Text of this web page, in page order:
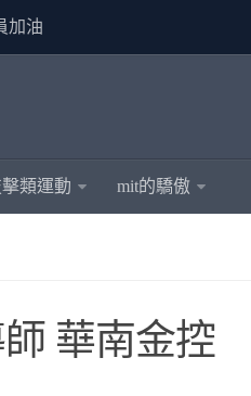
加油
類運動 mit的驕傲
華南金控